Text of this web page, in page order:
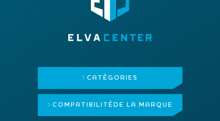
CATÉGORIES
COMPATIBILITÉ DE LA MARQUE